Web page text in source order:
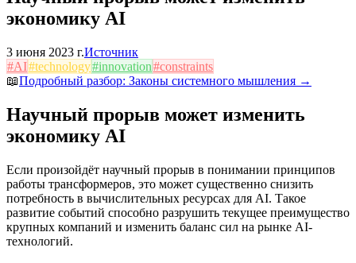
экономику AI
3 июня 2023 г.Источник
#AI#technology#innovation#constraints
📖Подробный разбор: Законы системного мышления →
Научный прорыв может изменить
экономику AI
Если произойдёт научный прорыв в понимании принципов
работы трансформеров, это может существенно снизить
потребность в вычислительных ресурсах для AI. Такое
развитие событий способно разрушить текущее преимущество
крупных компаний и изменить баланс сил на рынке AI-
технологий.